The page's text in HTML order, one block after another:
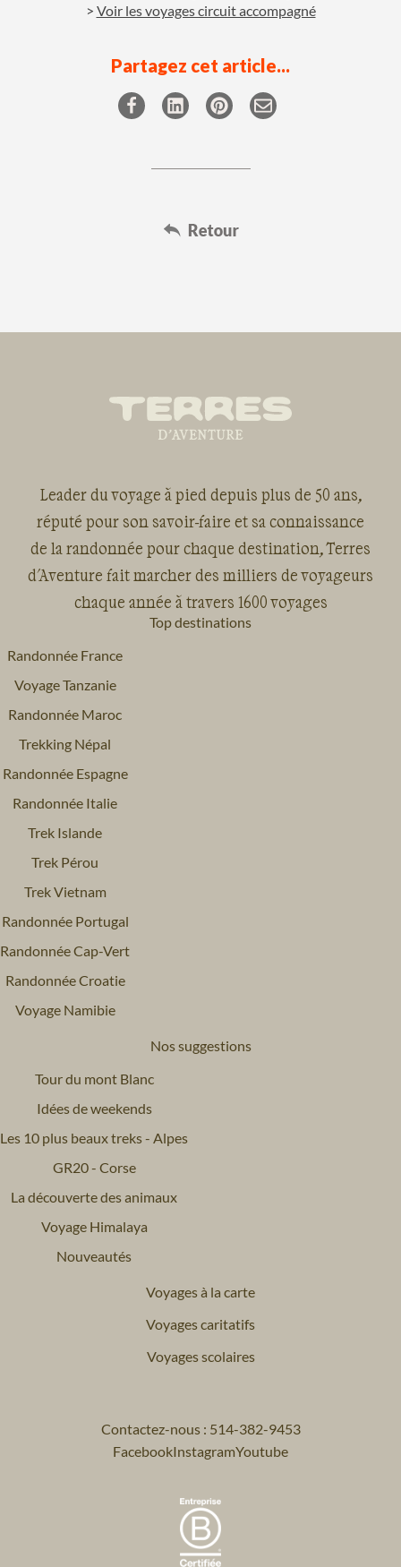
Voir les voyages circuit accompagné
Partagez cet article...
Leader du voyage à pied depuis plus de 50 ans,
réputé pour son savoir-faire et sa connaissance
de la randonnée pour chaque destination, Terres
d'Aventure fait marcher des milliers de voyageurs
chaque année à travers 1600 voyages
Top destinations
Randonnée France
Voyage Tanzanie
Randonnée Maroc
Trekking Népal
Randonnée Espagne
Randonnée Italie
Trek Islande
Trek Pérou
Trek Vietnam
Randonnée Portugal
Randonnée Cap-Vert
Randonnée Croatie
Voyage Namibie
Nos suggestions
Tour du mont Blanc
Idées de weekends
Les 10 plus beaux treks - Alpes
GR20 - Corse
La découverte des animaux
Voyage Himalaya
Nouveautés
Voyages à la carte
Voyages caritatifs
Voyages scolaires
Contactez-nous : 514-382-9453
FacebookInstagramYoutube